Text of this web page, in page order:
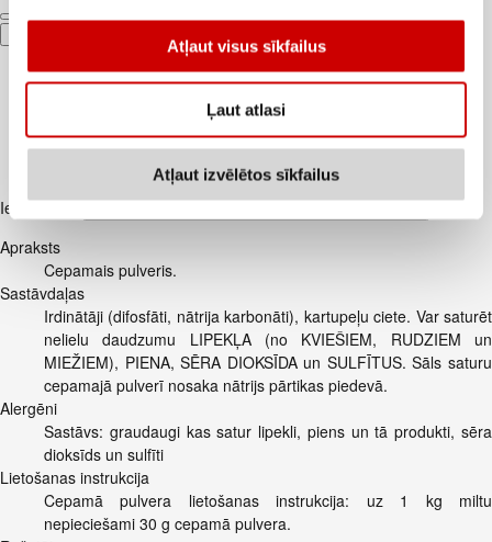
Atļaut visus sīkfailus
Ļaut atlasi
Atļaut izvēlētos sīkfailus
Iesakām ar
Apraksts
Cepamais pulveris.
Sastāvdaļas
Irdinātāji (difosfāti, nātrija karbonāti), kartupeļu ciete. Var saturēt
nelielu daudzumu LIPEKĻA (no KVIEŠIEM, RUDZIEM un
MIEŽIEM), PIENA, SĒRA DIOKSĪDA un SULFĪTUS. Sāls saturu
cepamajā pulverī nosaka nātrijs pārtikas piedevā.
Alergēni
Sastāvs: graudaugi kas satur lipekli, piens un tā produkti, sēra
dioksīds un sulfīti
Lietošanas instrukcija
Cepamā pulvera lietošanas instrukcija: uz 1 kg miltu
nepieciešami 30 g cepamā pulvera.